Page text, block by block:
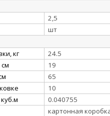
2,5
шт
кг
24.5
19
65
10
0.040755
картонная